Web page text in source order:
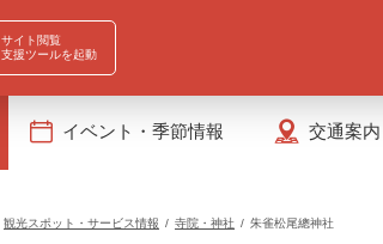
サイト閲覧
支援ツールを起動
イベント・季節情報 交通案
観光スポット・サービス情報 寺院・神社 朱雀松尾總神社